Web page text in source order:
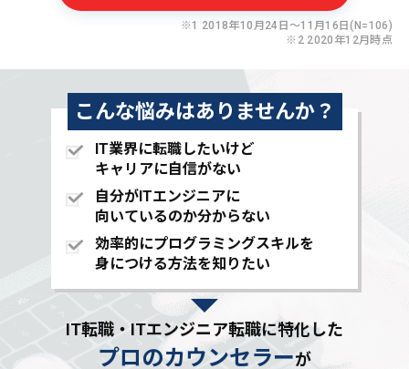
※1 2018年10月24日〜11月16日(N=106)
※2 2020年12月時点
こんな悩みはありませんか？
IT業界に転職したいけど
キャリアに自信がない
自分がITエンジニアに
向いているのか分からない
効率的にプログラミングスキルを
身につける方法を知りたい
IT転職・ITエンジニア転職に特化した
プロのカウンセラーが